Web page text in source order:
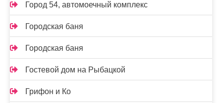
Город 54, автомоечный комплекс
Городская баня
Городская баня
Гостевой дом на Рыбацкой
Грифон и Ко